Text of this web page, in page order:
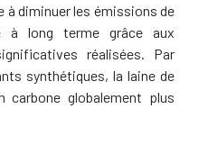
diminuer les émissions de
long terme grâce aux
réalisées. Par
synthétiques, la laine de
carbone globalement plus